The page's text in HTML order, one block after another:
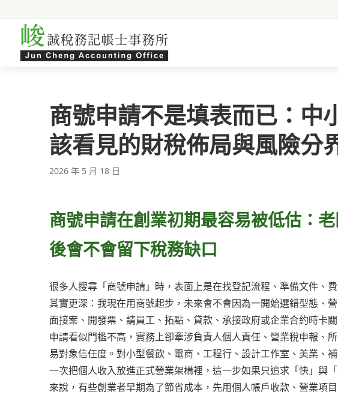
商號申請不是填表而已：中
該看見的財稅佈局與風險分
2026 年 5 月 18 日
商號申請在創業初期最容易被低估：
後會不會留下稅務缺口
很多人搜尋「商號申請」時，表面上是在找登記流程、準備文件、
其實更深：我現在用商號起步，未來會不會因為一開始選錯型態、
面接案、開發票、請員工、拓點、貸款、承接政府或企業合約時卡
申請看似門檻不高，實務上卻牽涉負責人個人責任、營業稅申報、
易對象信任度。對小型餐飲、電商、工程行、設計工作室、美業、
一次把個人收入放進正式營業架構裡，這一步如果只追求「快」與
來說，有些創業者早期為了節省成本，先用個人帳戶收款、營業項